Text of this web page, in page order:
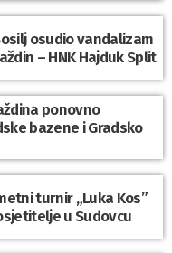
osudio vandalizam
– HNK Hajduk Split
ponovno
bazene i Gradsko
turnir „Luka Kos”
u Sudovcu